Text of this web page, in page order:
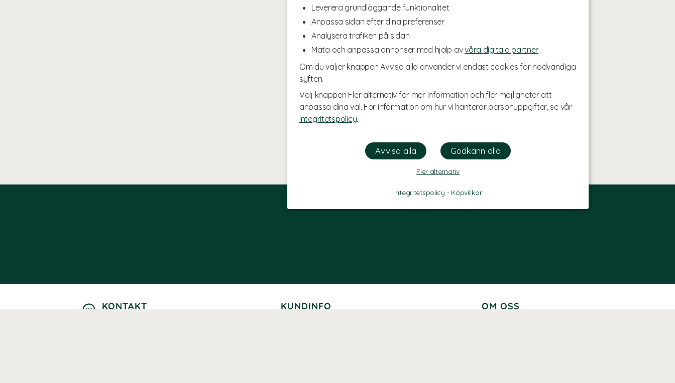
Leverera grundläggande funktionalitet
Anpassa sidan efter dina preferenser
Analysera trafiken på sidan
Mäta och anpassa annonser med hjälp avvåra digitala partner
Om du väljer knappen Avvisa alla använder vi endast cookies för nödvändiga
syften.
Välj knappen Fler alternativ för mer information och fler möjligheter att
anpassa dina val. För information om hur vi hanterar personuppgifter, se vår
Integritetspolicy.
Fler alternativ
Integritetspolicy - Köpvillkor
KONTAKT KUNDINFO OM OSS